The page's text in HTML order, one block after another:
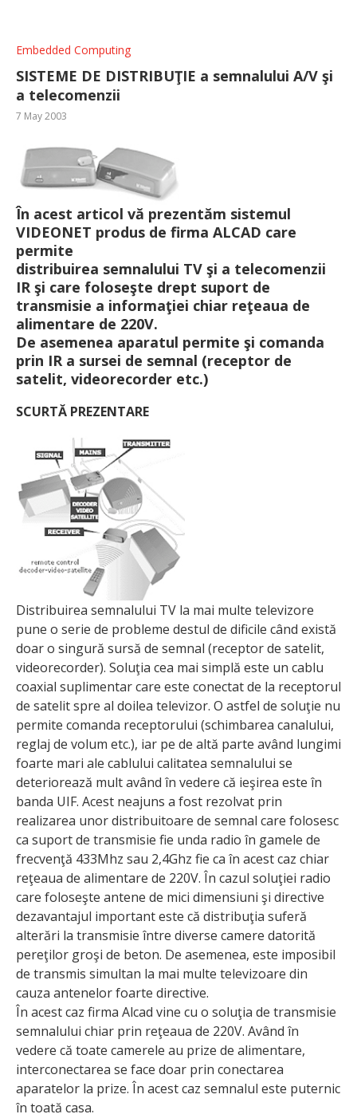
Embedded Computing
SISTEME DE DISTRIBUŢIE a semnalului A/V şi
a telecomenzii
7 May 2003
În acest articol vă prezentăm sistemul
VIDEONET produs de firma ALCAD care
permite
distribuirea semnalului TV şi a telecomenzii
IR şi care foloseşte drept suport de
transmisie a informaţiei chiar reţeaua de
alimentare de 220V.
De asemenea aparatul permite şi comanda
prin IR a sursei de semnal (receptor de
satelit, videorecorder etc.)
SCURTĂ PREZENTARE
Distribuirea semnalului TV la mai multe televizore
pune o serie de probleme destul de dificile când există
doar o singură sursă de semnal (receptor de satelit,
videorecorder). Soluţia cea mai simplă este un cablu
coaxial suplimentar care este conectat de la receptorul
de satelit spre al doilea televizor. O astfel de soluţie nu
permite comanda receptorului (schimbarea canalului,
reglaj de volum etc.), iar pe de altă parte având lungimi
foarte mari ale cablului calitatea semnalului se
deteriorează mult având în vedere că ieşirea este în
banda UIF. Acest neajuns a fost rezolvat prin
realizarea unor distribuitoare de semnal care folosesc
ca suport de transmisie fie unda radio în gamele de
frecvenţă 433Mhz sau 2,4Ghz fie ca în acest caz chiar
reţeaua de alimentare de 220V. În cazul soluţiei radio
care foloseşte antene de mici dimensiuni şi directive
dezavantajul important este că distribuţia suferă
alterări la transmisie între diverse camere datorită
pereţilor groşi de beton. De asemenea, este imposibil
de transmis simultan la mai multe televizoare din
cauza antenelor foarte directive.
În acest caz firma Alcad vine cu o soluţia de transmisie
semnalului chiar prin reţeaua de 220V. Având în
vedere că toate camerele au prize de alimentare,
interconectarea se face doar prin conectarea
aparatelor la prize. În acest caz semnalul este puternic
în toată casa.